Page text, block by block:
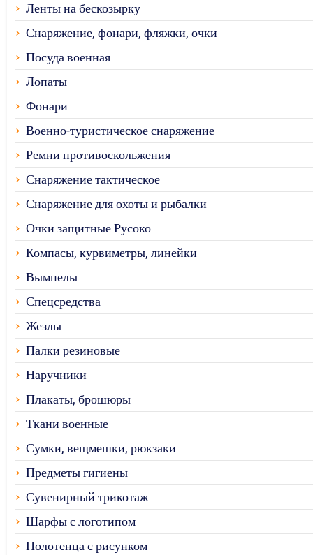
Ленты на бескозырку
Снаряжение, фонари, фляжки, очки
Посуда военная
Лопаты
Фонари
Военно-туристическое снаряжение
Ремни противоскольжения
Снаряжение тактическое
Снаряжение для охоты и рыбалки
Очки защитные Русоко
Компасы, курвиметры, линейки
Вымпелы
Спецсредства
Жезлы
Палки резиновые
Наручники
Плакаты, брошюры
Ткани военные
Сумки, вещмешки, рюкзаки
Предметы гигиены
Сувенирный трикотаж
Шарфы с логотипом
Полотенца с рисунком